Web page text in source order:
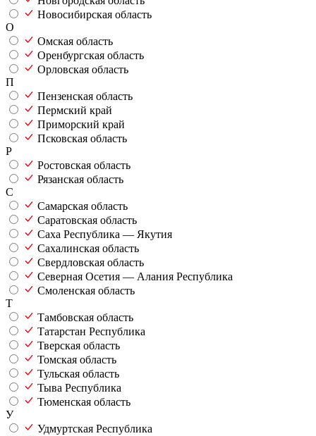
Новосибирская область
О
Омская область
Оренбургская область
Орловская область
П
Пензенская область
Пермский край
Приморский край
Псковская область
Р
Ростовская область
Рязанская область
С
Самарская область
Саратовская область
Саха Республика — Якутия
Сахалинская область
Свердловская область
Северная Осетия — Алания Республика
Смоленская область
Т
Тамбовская область
Татарстан Республика
Тверская область
Томская область
Тульская область
Тыва Республика
Тюменская область
У
Удмуртская Республика